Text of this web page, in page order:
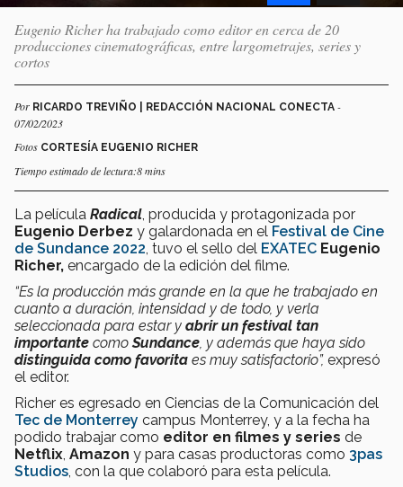
Eugenio Richer ha trabajado como editor en cerca de 20
producciones cinematográficas, entre largometrajes, series y
cortos
Por RICARDO TREVIÑO | REDACCIÓN NACIONAL CONECTA -
07/02/2023
Fotos CORTESÍA EUGENIO RICHER
Tiempo estimado de lectura:8 mins
La película Radical , producida y protagonizada por
Eugenio Derbez y galardonada en el Festival de Cine
de Sundance 2022 , tuvo el sello del EXATEC Eugenio
Richer, encargado de la edición del filme.
“Es la producción más grande en la que he trabajado en
cuanto a duración, intensidad y de todo, y verla
seleccionada para estar y abrir un festival tan
importante comoSundance , y además que haya sido
distinguida como favorita es muy satisfactorio”, expresó
el editor.
Richer es egresado en Ciencias de la Comunicación del
Tec de Monterrey campus Monterrey, y a la fecha ha
podido trabajar como editor en filmes y series de
Netflix Amazon y para casas productoras como 3pas
Studios , con la que colaboró para esta película.